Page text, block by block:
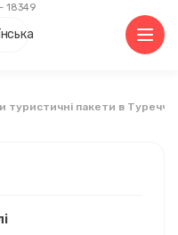
18349
туристичні пакети в